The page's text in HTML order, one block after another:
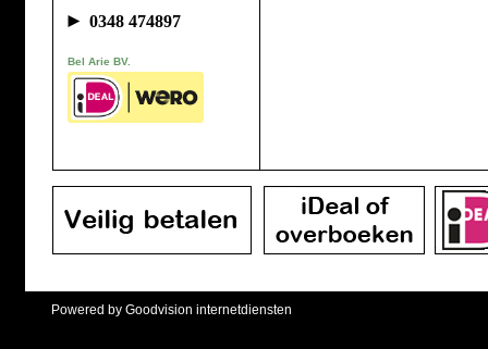
► 0348 474897
Bel Arie BV.
Powered by Goodvision internetdiensten